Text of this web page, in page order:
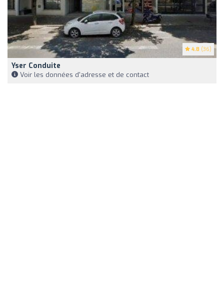
4.8 (36)
Yser Conduite
Voir les données d'adresse et de contact